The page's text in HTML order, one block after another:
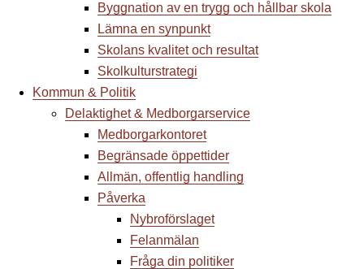
Byggnation av en trygg och hållbar skola
Lämna en synpunkt
Skolans kvalitet och resultat
Skolkulturstrategi
Kommun & Politik
Delaktighet & Medborgarservice
Medborgarkontoret
Begränsade öppettider
Allmän, offentlig handling
Påverka
Nybroförslaget
Felanmälan
Fråga din politiker